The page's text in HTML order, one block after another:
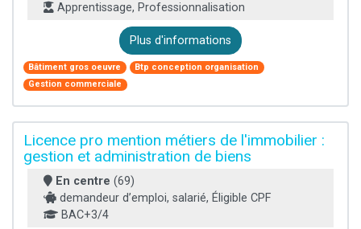
Apprentissage, Professionnalisation
Plus d'informations
Bâtiment gros oeuvre
Btp conception organisation
Gestion commerciale
Licence pro mention métiers de l'immobilier :
gestion et administration de biens
En centre (69)
demandeur d’emploi, salarié, Éligible CPF
BAC+3/4